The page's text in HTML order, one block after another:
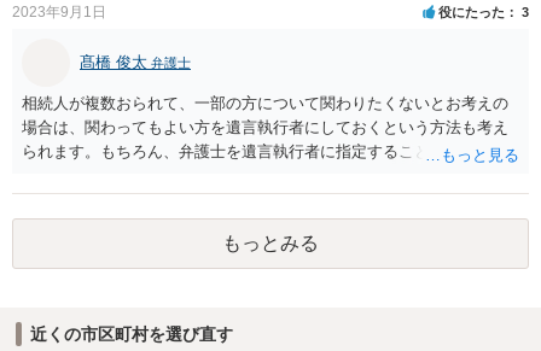
2023年9月1日 役にたった 3
髙橋 俊太 弁護士
相続人が複数おられて、一部の方について関わりたくないとお考えの
場合は、関わってもよい方を遺言執行者にしておくという方法も考え
られます。もちろん、弁護士を遺言執行者に指定することもできます
方に再委任の権限を付与しておくという方法もあります。 一度、弁護
士に直接ご相談されることをお勧めいたします。
もっとみる
近くの市区町村を選び直す